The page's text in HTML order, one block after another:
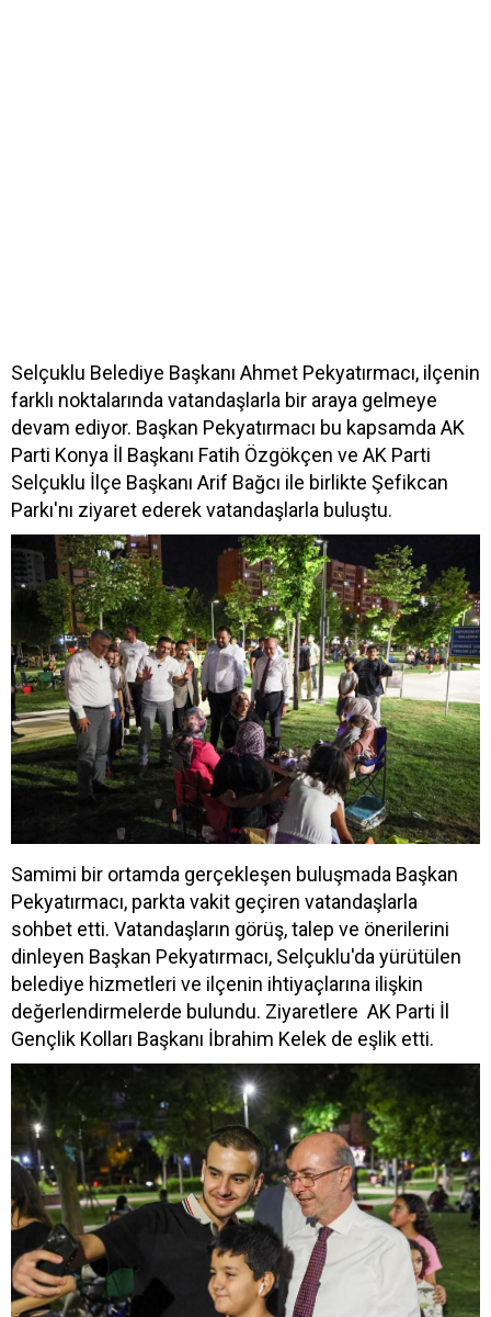
Selçuklu Belediye Başkanı Ahmet Pekyatırmacı, ilçenin
farklı noktalarında vatandaşlarla bir araya gelmeye
devam ediyor. Başkan Pekyatırmacı bu kapsamda AK
Parti Konya İl Başkanı Fatih Özgökçen ve AK Parti
Selçuklu İlçe Başkanı Arif Bağcı ile birlikte Şefikcan
Parkı'nı ziyaret ederek vatandaşlarla buluştu.
Samimi bir ortamda gerçekleşen buluşmada Başkan
Pekyatırmacı, parkta vakit geçiren vatandaşlarla
sohbet etti. Vatandaşların görüş, talep ve önerilerini
dinleyen Başkan Pekyatırmacı, Selçuklu'da yürütülen
belediye hizmetleri ve ilçenin ihtiyaçlarına ilişkin
değerlendirmelerde bulundu. Ziyaretlere AK Parti İl
Gençlik Kolları Başkanı İbrahim Kelek de eşlik etti.